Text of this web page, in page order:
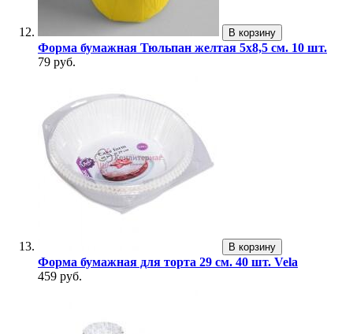
В корзину
Форма бумажная Тюльпан желтая 5х8,5 см. 10 шт.
79 руб.
В корзину
Форма бумажная для торта 29 см. 40 шт. Vela
459 руб.